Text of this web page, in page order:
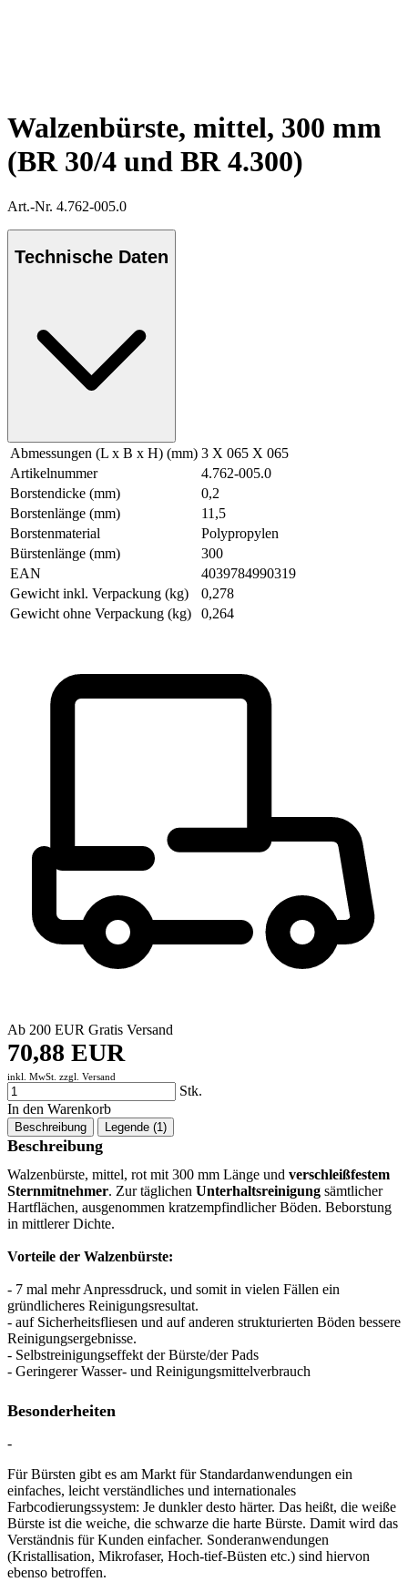
Walzenbürste, mittel, 300 mm
(BR 30/4 und BR 4.300)
Art.-Nr. 4.762-005.0
Technische Daten
Abmessungen (L x B x H) (mm) 3 X 065 X 065
Artikelnummer
4.762-005.0
Borstendicke (mm)
0,2
Borstenlänge (mm)
11,5
Borstenmaterial
Polypropylen
Bürstenlänge (mm)
300
EAN
4039784990319
Gewicht inkl. Verpackung (kg)
0,278
Gewicht ohne Verpackung (kg)
0,264
Ab 200 EUR Gratis Versand
70,88 EUR
inkl. MwSt. zzgl. Versand
Stk.
In den Warenkorb
Beschreibung Legende (1)
Beschreibung
Walzenbürste, mittel, rot mit 300 mm Länge und verschleißfestem
Sternmitnehmer. Zur täglichen Unterhaltsreinigung sämtlicher
Hartflächen, ausgenommen kratzempfindlicher Böden. Beborstung
in mittlerer Dichte.
Vorteile der Walzenbürste:
- 7 mal mehr Anpressdruck, und somit in vielen Fällen ein
gründlicheres Reinigungsresultat.
- auf Sicherheitsfliesen und auf anderen strukturierten Böden bessere
Reinigungsergebnisse.
- Selbstreinigungseffekt der Bürste/der Pads
- Geringerer Wasser- und Reinigungsmittelverbrauch
Besonderheiten
-
Für Bürsten gibt es am Markt für Standardanwendungen ein
einfaches, leicht verständliches und internationales
Farbcodierungssystem: Je dunkler desto härter. Das heißt, die weiße
Bürste ist die weiche, die schwarze die harte Bürste. Damit wird das
Verständnis für Kunden einfacher. Sonderanwendungen
(Kristallisation, Mikrofaser, Hoch-tief-Büsten etc.) sind hiervon
ebenso betroffen.